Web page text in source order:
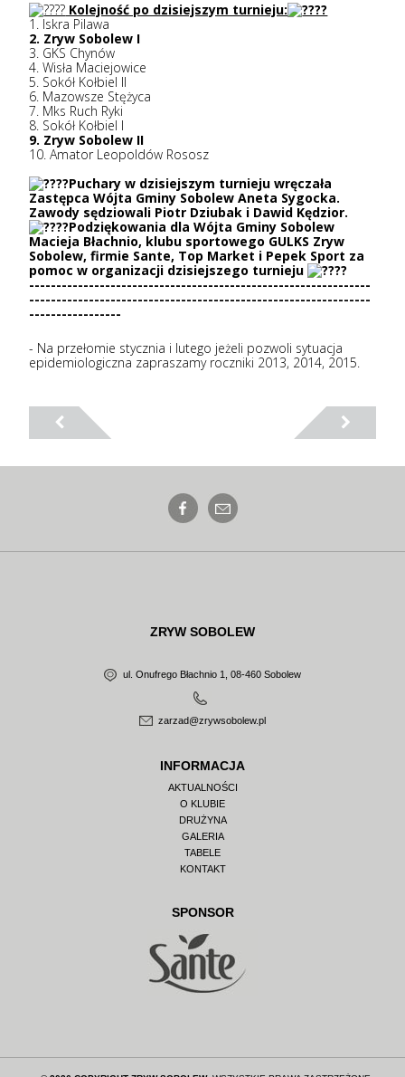
Kolejność po dzisiejszym turnieju:
1. Iskra Pilawa
2. Zryw Sobolew I
3. GKS Chynów
4. Wisła Maciejowice
5. Sokół Kołbiel II
6. Mazowsze Stężyca
7. Mks Ruch Ryki
8. Sokół Kołbiel I
9. Zryw Sobolew II
10. Amator Leopoldów Rososz
Puchary w dzisiejszym turnieju wręczała
Zastępca Wójta Gminy Sobolew Aneta Sygocka.
Zawody sędziowali Piotr Dziubak i Dawid Kędzior.
Podziękowania dla Wójta Gminy Sobolew
Macieja Błachnio, klubu sportowego GULKS Zryw
Sobolew, firmie Sante, Top Market i Pepek Sport za
pomoc w organizacji dzisiejszego turnieju
---------------------------------------------------------------
---------------------------------------------------------------
-----------------
- Na przełomie stycznia i lutego jeżeli pozwoli sytuacja
epidemiologiczna zapraszamy roczniki 2013, 2014, 2015.
ZRYW SOBOLEW
ul. Onufrego Błachnio 1, 08-460 Sobolew
zarzad@zrywsobolew.pl
INFORMACJA
AKTUALNOŚCI
O KLUBIE
DRUŻYNA
GALERIA
TABELE
KONTAKT
SPONSOR